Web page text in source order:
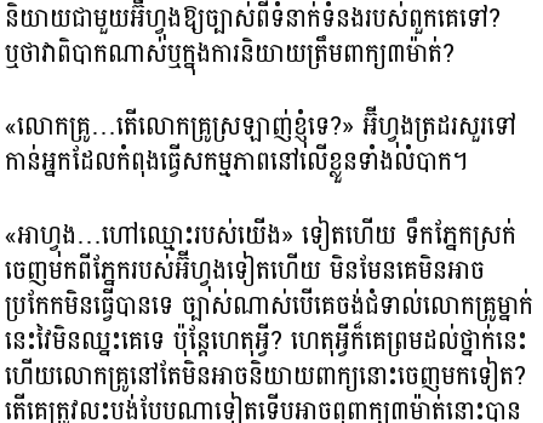
និយាយជាមួយអ៊ីហ្វុងឱ្យច្បាស់ពីទំនាក់ទំនងរបស់ពួកគេទៅ?
ឬថាវាពិបាកណាស់ឬក្នុងការនិយាយត្រឹមពាក្យ៣ម៉ាត់?
«លោកគ្រូ…តើលោកគ្រូស្រឡាញ់ខ្ញុំទេ?​» អ៊ីហ្វុងត្រដរសួរទៅ
កាន់អ្នកដែលកំពុងធ្វើសកម្មភាពនៅលើខ្លួនទាំងលំបាក។
«អាហ្វុង…ហៅឈ្មោះរបស់យើង» ទៀតហើយ ទឹកភ្នែកស្រក់
ចេញមកពីភ្នែករបស់អ៊ីហ្វុងទៀតហើយ មិនមែនគេមិនអាច
ប្រកែកមិនធ្វើបានទេ ច្បាស់ណាស់បើគេចង់ជំទាល់លោកគ្រូម្នាក់
នេះវៃមិនឈ្នះគេទេ ប៉ុន្តែហេតុអ្វី? ហេតុអ្វីក៏គេព្រមដល់ថ្នាក់នេះ
ហើយលោកគ្រូនៅតែមិនអាចនិយាយពាក្យនោះចេញមកទៀត?
តើគេត្រូវលះបង់បែបណាទៀតទើបអាចឮពាក្យ៣ម៉ាត់នោះបាន